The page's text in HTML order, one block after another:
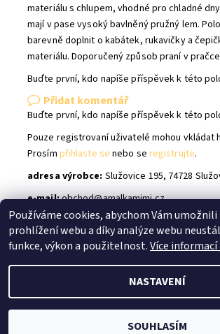
materiálu s chlupem, vhodné pro chladné
mají v pase vysoký bavlněný pružný lem.
barevně doplnit o kabátek, rukavičky a
materiálu. Doporučený způsob praní v pračce
Buďte první, kdo napíše příspěvek k této
Přidat komentář
Buďte první, kdo napíše příspěvek k této
Pouze registrovaní uživatelé mohou vkládat
Prosím přihlaste se nebo se registrujte.
adresa výrobce: Služovice 195, 74728
e-mail:obchod@amalkamimi.cz
Shoptet.cz | facebook Bílé Slůně |
2026 © Bílé Slůně, všechna práva
Vytvořil Shoptet
Používáme cookies, abychom Vám
prohlížení webu a díky analýze webu
funkce, výkon a použitelnost.Více informací
NASTAVENÍ
SOUHLASÍM